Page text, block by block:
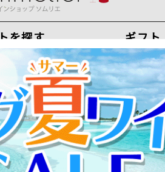
を探す ギフト
注文で最短8月9日(日)
ジュールについてはこちら
が生じております。最新情報は